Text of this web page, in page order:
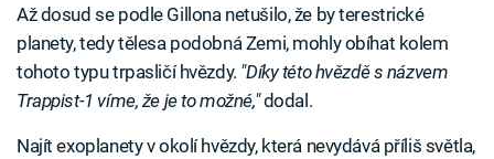
Až dosud se podle Gillona netušilo, že by terestrické
planety, tedy tělesa podobná Zemi, mohly obíhat kolem
tohoto typu trpasličí hvězdy. "Díky této hvězdě s názvem
Trappist-1 víme, že je to možné,"dodal.
Najít exoplanety v okolí hvězdy, která nevydává příliš světla,